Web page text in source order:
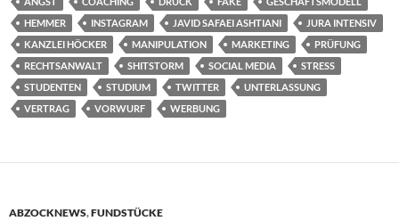
HEMMER
INSTAGRAM JAVID SAFAEI ASHTIANI
JURA INTENSIV
KANZLEI HÖCKER
MANIPULATION MARKETING
PRÜFUNG
RECHTSANWALT
SHITSTORM SOCIAL MEDIA
STRESS
STUDENTEN
STUDIUM TWITTER
UNTERLASSUNG
VERTRAG
VORWURF WERBUNG
ABZOCKNEWS,FUNDSTÜCKE